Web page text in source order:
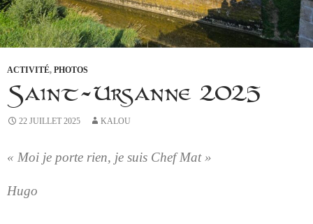
ACTIVITÉ, PHOTOS
Saint-Ursanne 2025
22 JUILLET 2025 KALOU
« Moi je porte rien, je suis Chef Mat »
Hugo